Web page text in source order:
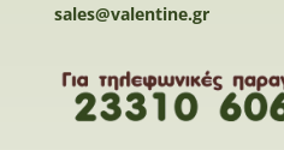
sales@valentine.gr